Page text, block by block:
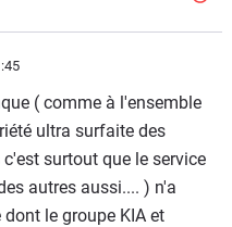
( comme à l'ensemble
ultra surfaite des
surtout que le service
autres aussi.... ) n'a
le groupe KIA et